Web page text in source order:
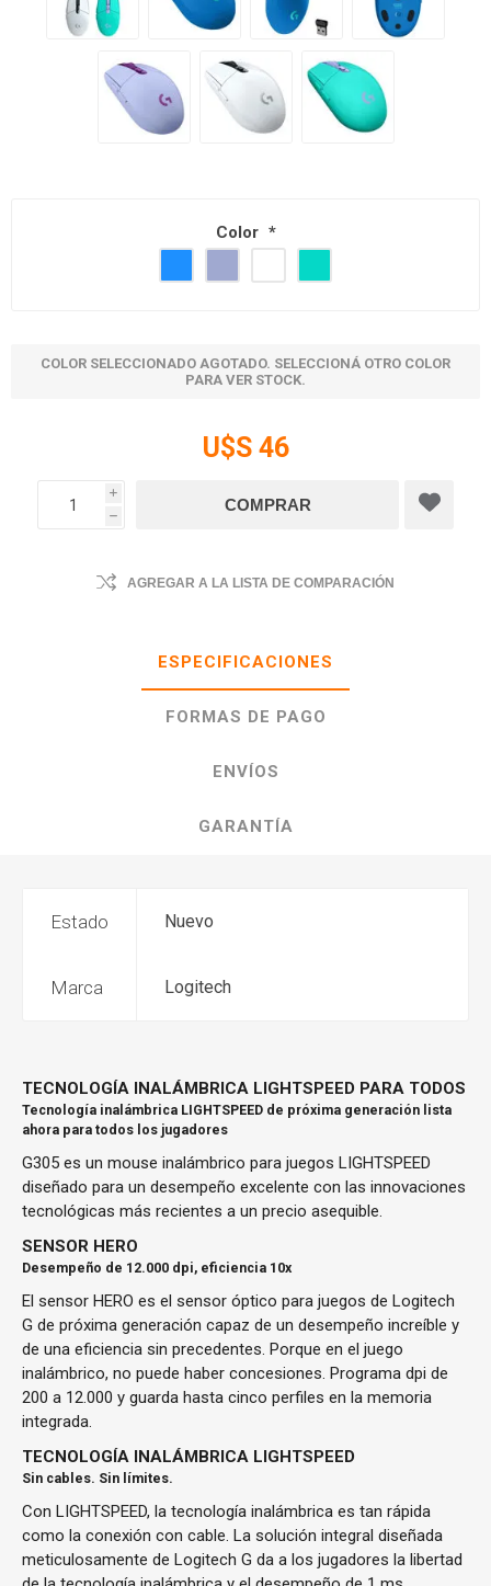
Color *
COLOR SELECCIONADO AGOTADO. SELECCIONÁ OTRO COLOR
PARA VER STOCK.
U$S 46
i
h
AGREGAR A LA LISTA DE COMPARACIÓN
ESPECIFICACIONES
FORMAS DE PAGO
ENVÍOS
GARANTÍA
Estado Nuevo
Marca Logitech
TECNOLOGÍA INALÁMBRICA LIGHTSPEED PARA TODOS
Tecnología inalámbrica LIGHTSPEED de próxima generación lista
ahora para todos los jugadores
G305 es un mouse inalámbrico para juegos LIGHTSPEED
diseñado para un desempeño excelente con las innovaciones
tecnológicas más recientes a un precio asequible.
SENSOR HERO
Desempeño de 12.000 dpi, eficiencia 10x
El sensor HERO es el sensor óptico para juegos de Logitech
G de próxima generación capaz de un desempeño increíble y
de una eficiencia sin precedentes. Porque en el juego
inalámbrico, no puede haber concesiones. Programa dpi de
200 a 12.000 y guarda hasta cinco perfiles en la memoria
integrada.
TECNOLOGÍA INALÁMBRICA LIGHTSPEED
Sin cables. Sin límites.
Con LIGHTSPEED, la tecnología inalámbrica es tan rápida
como la conexión con cable. La solución integral diseñada
meticulosamente de Logitech G da a los jugadores la libertad